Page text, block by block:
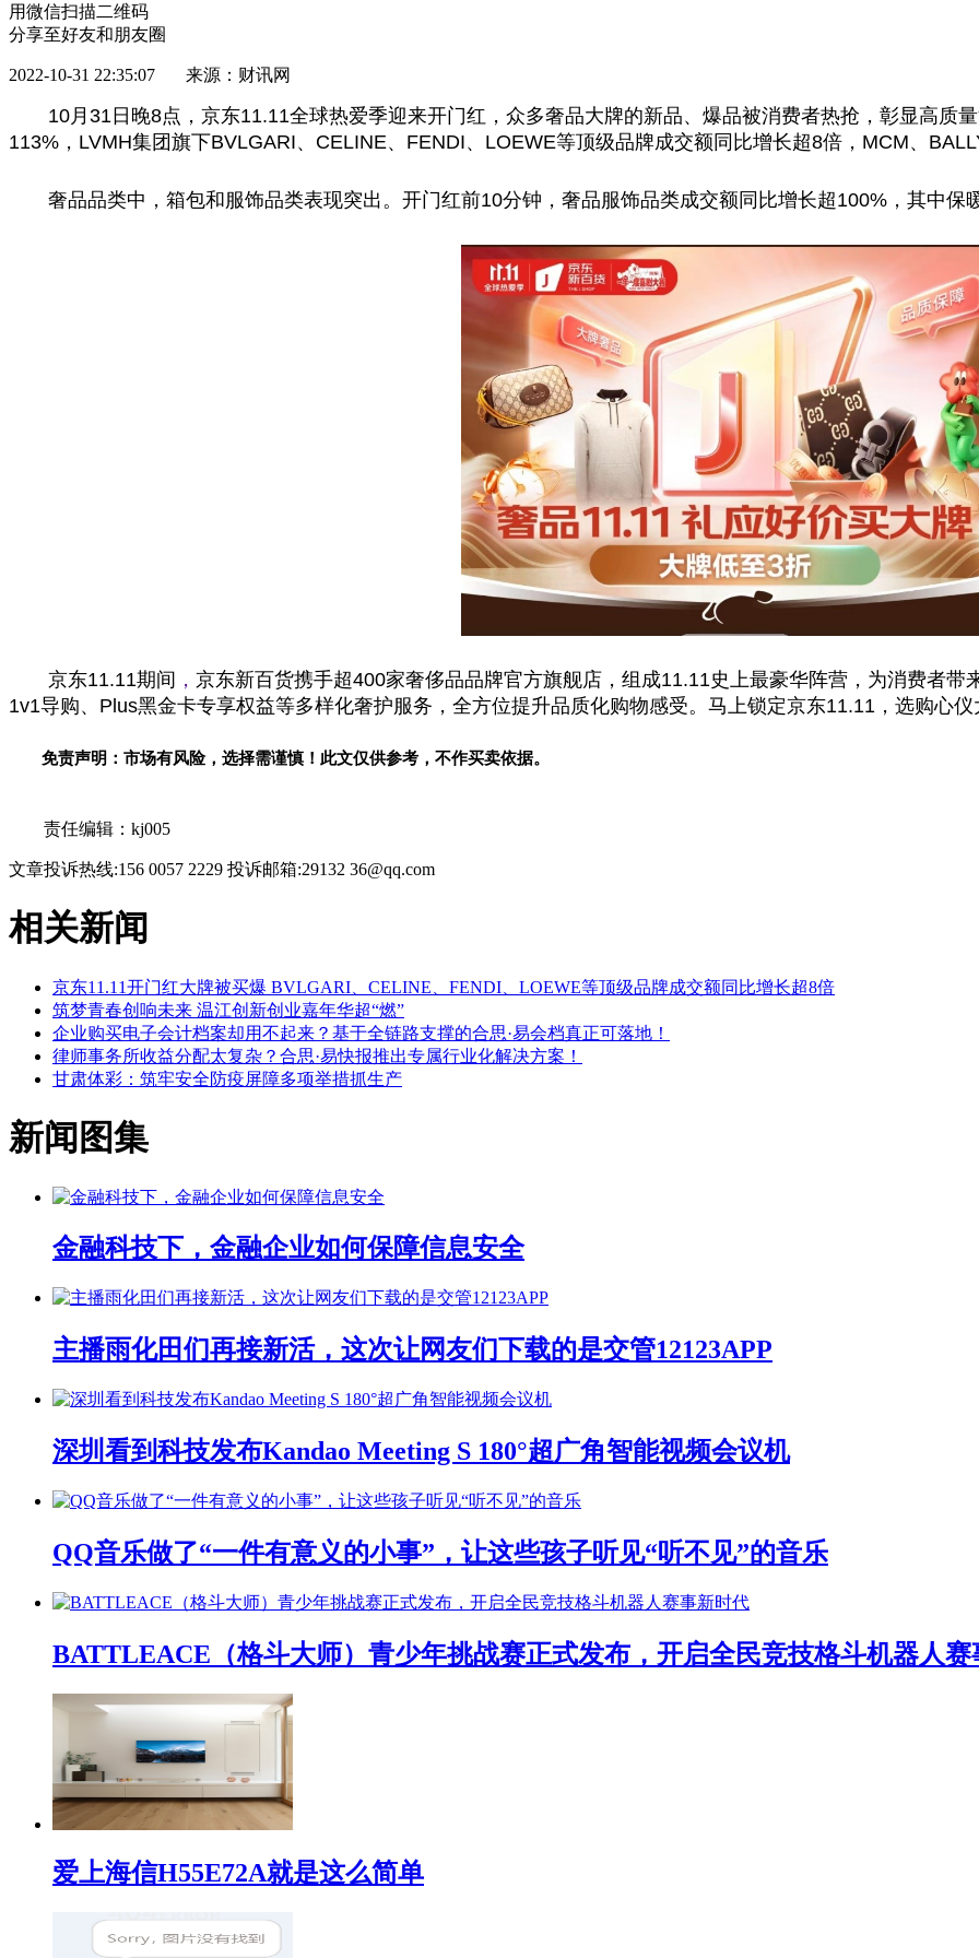
用微信扫描二维码
分享至好友和朋友圈
2022-10-31 22:35:07 来源：财讯网
10月31日晚8点，京东11.11全球热爱季迎来开门红，众多奢品大牌的新品、爆品被消费者热抢，彰显高质
113%，LVMH集团旗下BVLGARI、CELINE、FENDI、LOEWE等顶级品牌成交额同比增长超8倍，MCM、
奢品品类中，箱包和服饰品类表现突出。开门红前10分钟，奢品服饰品类成交额同比增长超100%，其中保
京东11.11期间 ， 京东新百货携手超400家奢侈品品牌官方旗舰店，组成11.11史上最豪华阵营，为消费者带
1v1导购、Plus黑金卡专享权益等多样化奢护服务，全方位提升品质化购物感受。马上锁定京东11.11，选购心
免责声明：市场有风险，选择需谨慎！此文仅供参考，不作买卖依据。
责任编辑：kj005
文章投诉热线:156 0057 2229 投诉邮箱:29132 36@qq.com
相关新闻
京东11.11开门红大牌被买爆 BVLGARI、CELINE、FENDI、LOEWE等顶级品牌成交额同比增长超8倍
筑梦青春创响未来 温江创新创业嘉年华超“燃”
企业购买电子会计档案却用不起来？基于全链路支撑的合思·易会档真正可落地！
律师事务所收益分配太复杂？合思·易快报推出专属行业化解决方案！
甘肃体彩：筑牢安全防疫屏障多项举措抓生产
新闻图集
金融科技下，金融企业如何保障信息安全
主播雨化田们再接新活，这次让网友们下载的是交管12123APP
深圳看到科技发布Kandao Meeting S 180°超广角智能视频会议机
QQ音乐做了“一件有意义的小事”，让这些孩子听见“听不见”的音乐
BATTLEACE（格斗大师）青少年挑战赛正式发布，开启全民竞技格斗机器人赛
爱上海信H55E72A就是这么简单